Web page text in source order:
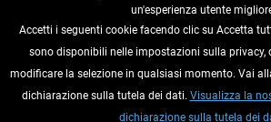
RECEDERE DAL CONTRATTO
INFORMAZIONI
un'esperienza utente
Accetti i seguenti cookie facendo clic su Accetta
sono disponibili nelle impostazioni sulla privacy,
modificare la selezione in qualsiasi momento. Vai
dichiarazione sulla tutela dei dati. Visualizza la
dichiarazione sulla tutela dei